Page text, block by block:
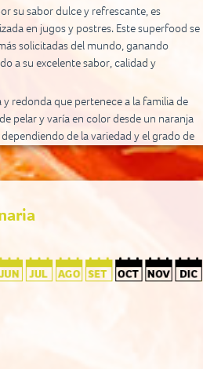
su sabor dulce y refrescante, es
en jugos y postres. Este superfood se
solicitadas del mundo, ganando
a su excelente sabor, calidad y
redonda que pertenece a la familia de
pelar y varía en color desde un naranja
de la variedad y el grado de
protuberancias que le dan una
de San Martín, Madre de Dios, Junín,
al clima y condiciones geográficas
el mercado extranjero en la mandarina
en el año 2022, la exportación peruana